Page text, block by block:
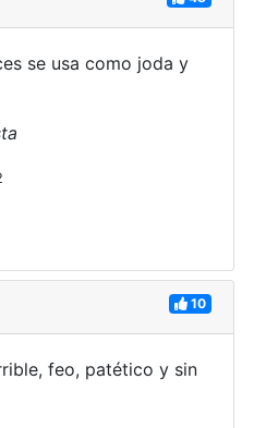
se usa como joda y
10
feo, patético y sin